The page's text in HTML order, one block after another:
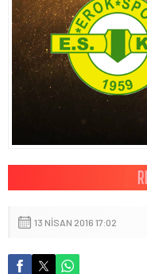
13 NISAN 2016 17:02